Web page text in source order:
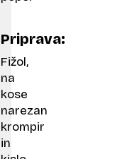
Priprava:
Fižol,
na
kose
narezan
krompir
in